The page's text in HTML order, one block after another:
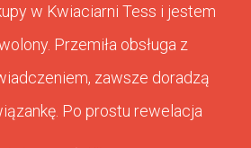
w Kwiaciarni Tess i jestem
Przemiła obsługa z
zawsze doradzą
Po prostu rewelacja